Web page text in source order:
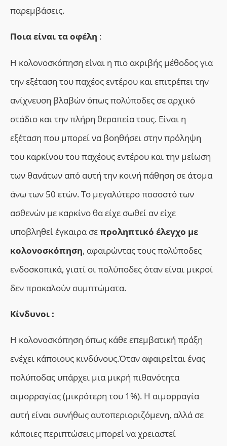
παρεμβάσεις.
Ποια είναι τα οφέλη :
Η κολονοσκόπηση είναι η πιο ακριβής μέθοδος για
την εξέταση του παχέος εντέρου και επιτρέπει την
ανίχνευση βλαβών όπως πολύποδες σε αρχικό
στάδιο και την πλήρη θεραπεία τους. Είναι η
εξέταση που μπορεί να βοηθήσει στην πρόληψη
του καρκίνου του παχέους εντέρου και την μείωση
των θανάτων από αυτή την κοινή πάθηση σε άτομα
άνω των 50 ετών. Το μεγαλύτερο ποσοστό των
ασθενών με καρκίνο θα είχε σωθεί αν είχε
υποβληθεί έγκαιρα σεπροληπτικό έλεγχο με
κολονοσκόπηση, αφαιρώντας τους πολύποδες
ενδοσκοπικά, γιατί οι πολύποδες όταν είναι μικροί
δεν προκαλούν συμπτώματα.
Κίνδυνοι :
Η κολονοσκόπηση όπως κάθε επεμβατική πράξη
ενέχει κάποιους κινδύνους.Όταν αφαιρείται ένας
πολύποδας υπάρχει μια μικρή πιθανότητα
αιμορραγίας (μικρότερη του 1%). Η αιμορραγία
αυτή είναι συνήθως αυτοπεριοριζόμενη, αλλά σε
κάποιες περιπτώσεις μπορεί να χρειαστεί